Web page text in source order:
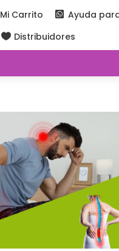
Mi Carrito  Ayuda
 Distribuidores